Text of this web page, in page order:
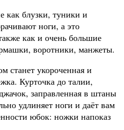
как блузки, туники и
ноги, а это
как и очень большие
воротники, манжеты.
станет укороченная и
Курточка до талии,
заправленная в штаны
удлиняет ноги и даёт вам
юбок: ножки напоказ